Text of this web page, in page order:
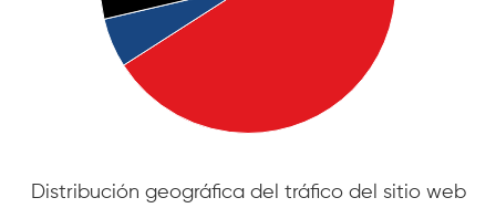
Distribución geográfica del tráfico del sitio web